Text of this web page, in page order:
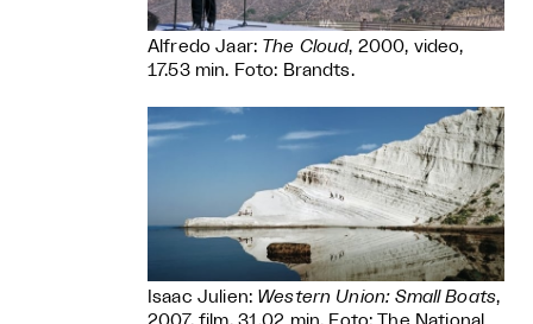
Alfredo Jaar: The Cloud, 2000, video,
17.53 min. Foto: Brandts.
Isaac Julien: Western Union: Small Boats,